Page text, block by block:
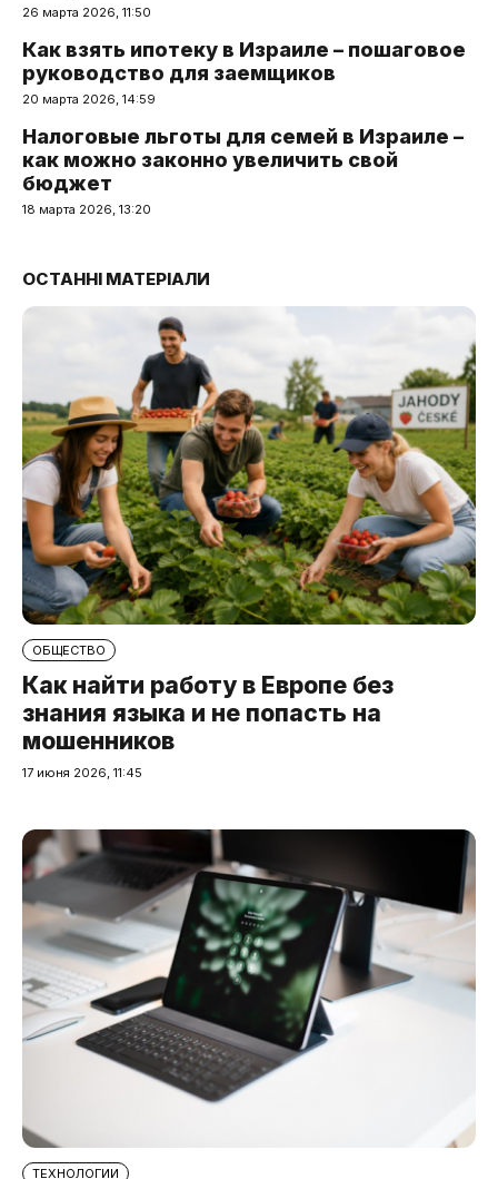
26 марта 2026, 11:50
Как взять ипотеку в Израиле – пошаговое
руководство для заемщиков
20 марта 2026, 14:59
Налоговые льготы для семей в Израиле –
как можно законно увеличить свой
бюджет
18 марта 2026, 13:20
ОСТАННІ МАТЕРІАЛИ
ОБЩЕСТВО
Как найти работу в Европе без
знания языка и не попасть на
мошенников
17 июня 2026, 11:45
ТЕХНОЛОГИИ